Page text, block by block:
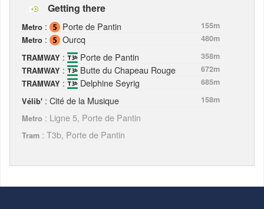
Getting there
Metro : Porte de Pantin
155m
Metro : Ourcq
480m
TRAMWAY : Porte de Pantin
358m
TRAMWAY : Butte du Chapeau Rouge
672m
TRAMWAY : Delphine Seyrig
685m
Vélib' : Cité de la Musique
158m
Metro : Ligne 5, Porte de Pantin
Tram : T3b, Porte de Pantin